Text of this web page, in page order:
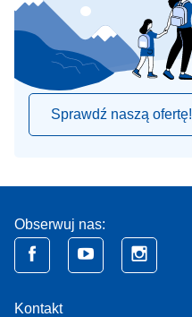
Sprawdź naszą ofertę!
Obserwuj nas:
Kontakt